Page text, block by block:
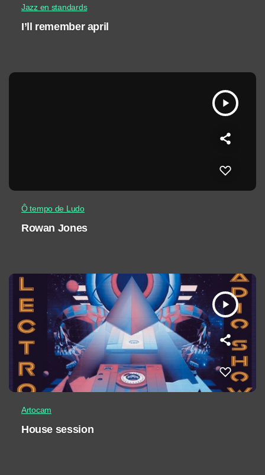
Jazz en standards
I’ll remember april
play_arrow
Ô tempo de Ludo
Rowan Jones
play_arrow
Artocam
House session